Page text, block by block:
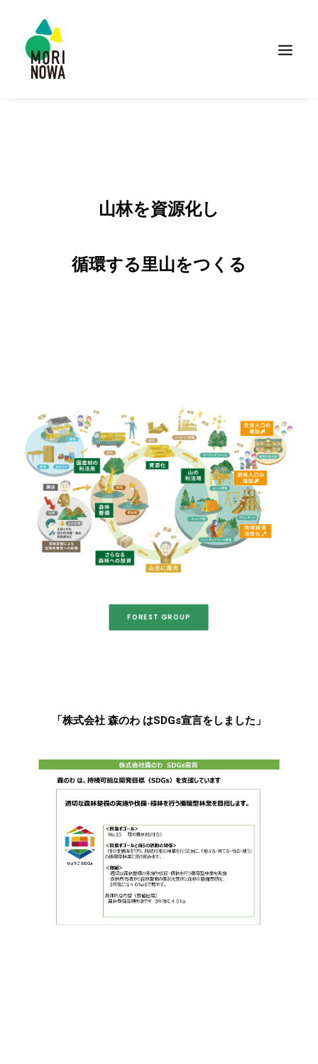
山林を資源化し
循環する里山をつくる
FOREST GROUP
「株式会社 森のわ はSDGs宣言をしました」